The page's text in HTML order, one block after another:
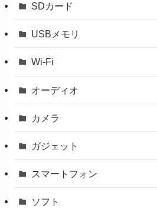
SDカード
USBメモリ
Wi-Fi
オーディオ
カメラ
ガジェット
スマートフォン
ソフト